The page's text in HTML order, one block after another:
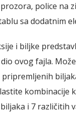
police na
sa dodatnim
i biljke
ovog fajla.
pripremljenih
kombinacije
i 7 različitih